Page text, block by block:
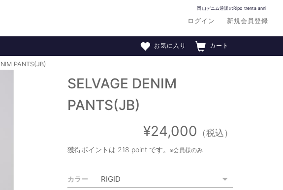
岡山デニム通販のRipo trenta anni
ログイン 新規会員登録
カート
お気に入り
PANTS(JB)
SELVAGE DENIM
PANTS(JB)
¥24,000 （税込）
獲得ポイントは 218 point です。※会員様のみ
カラー